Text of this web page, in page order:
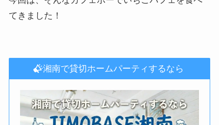
てきました！
湘南で貸切ホームパーティするなら